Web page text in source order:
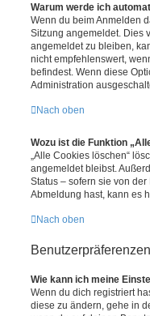
Warum werde ich
Wenn du beim Anmelden
Sitzung angemeldet. Dies
angemeldet zu bleiben,
nicht empfehlenswert,
befindest. Wenn diese
Administration
Nach oben
Wozu ist die Funktion
„Alle Cookies löschen“
angemeldet bleibst.
Status – sofern sie von
Abmeldung hast, kann es
Nach oben
Wie kann ich meine
Wenn du dich registriert
diese zu ändern, gehe in